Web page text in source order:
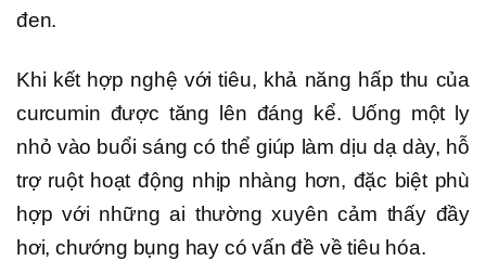
đen.
Khi kết hợp nghệ với tiêu, khả năng hấp thu của
curcumin được tăng lên đáng kể. Uống một ly
nhỏ vào buổi sáng có thể giúp làm dịu dạ dày, hỗ
trợ ruột hoạt động nhịp nhàng hơn, đặc biệt phù
hợp với những ai thường xuyên cảm thấy đầy
hơi, chướng bụng hay có vấn đề về tiêu hóa.